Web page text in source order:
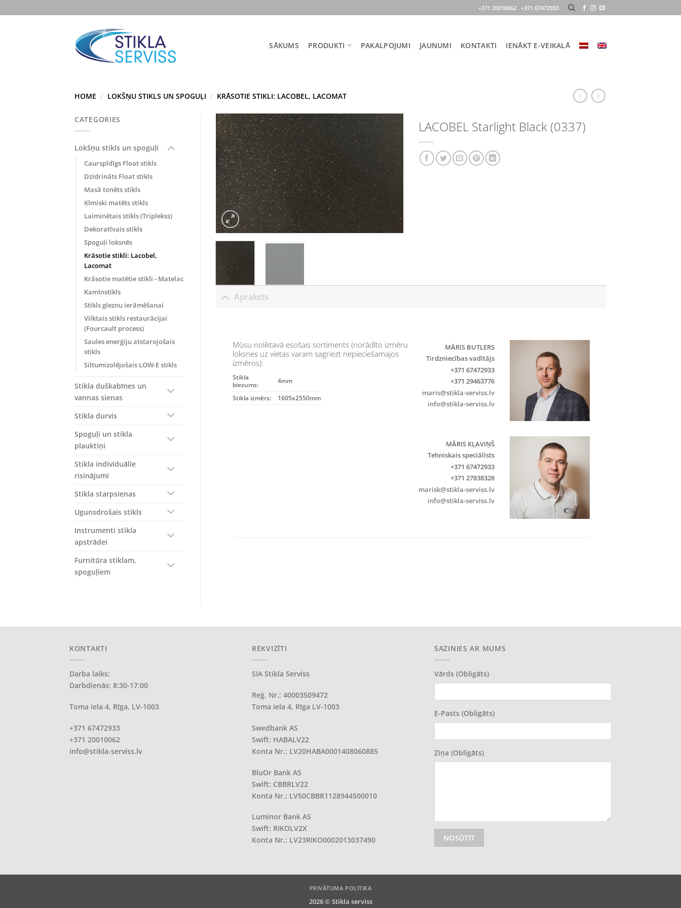
to
+371 20010062 +371 67472933
SĀKUMS PRODUKTI PAKALPOJUMI JAUNUMI KONTAKTI IENĀKT E-VEIKALĀ
HOME / LOKŠŅU STIKLS UN SPOGUĻI / KRĀSOTIE STIKLI: LACOBEL, LACOMAT
CATEGORIES
Lokšņu stikls un spoguļi
Caurspīdīgs Float stikls
Dzidrināts Float stikls
Masā tonēts stikls
Ķīmiski matēts stikls
Laiminētais stikls (Triplekss)
Dekoratīvais stikls
Spoguļi loksnēs
Krāsotie stikli: Lacobel,
Lacomat
Krāsotie matētie stikli - Matelac
Kamīnstikls
Stikls gleznu ierāmēšanai
Vilktais stikls restaurācijai
(Fourcault process)
Saules enerģiju atstarojošais
stikls
Siltumizolējošais LOW-E stikls
Stikla duškabīnes un
vannas sienas
Stikla durvis
Spoguļi un stikla
plauktiņi
Stikla individuālie
risinājumi
Stikla starpsienas
Ugunsdrošais stikls
Instrumenti stikla
apstrādei
Furnitūra stiklam,
spoguļiem
LACOBEL Starlight Black (0337)
Apraksts
Mūsu noliktavā esošais sortiments (norādīto izmēru
loksnes uz vietas varam sagriezt nepieciešamajos
izmēros):
Stikla
biezums:
4mm
Stikla izmērs: 1605x2550mm
MĀRIS BUTLERS
Tirdzniecības vadītājs
+371 67472933
+371 29463776
maris@stikla-serviss.lv
info@stikla-serviss.lv
MĀRIS KĻAVIŅŠ
Tehniskais speciālists
+371 67472933
+371 27838328
marisk@stikla-serviss.lv
info@stikla-serviss.lv
KONTAKTI
Darba laiks:
Darbdienās: 8:30-17:00
Toma iela 4, Rīga, LV-1003
+371 67472933
+371 20010062
info@stikla-serviss.lv
REKVIZĪTI
SIA Stikla Serviss
Reģ. Nr.: 40003509472
Toma iela 4, Rīga LV-1003
Swedbank AS
Swift: HABALV22
Konta Nr.: LV20HABA0001408060885
BluOr Bank AS
Swift: CBBRLV22
Konta Nr.: LV50CBBR1128944500010
Luminor Bank AS
Swift: RIKOLV2X
Konta Nr.: LV23RIKO0002013037490
SAZINIES AR MUMS
Vārds (obligāts)
E-Pasts (obligāts)
Ziņa (obligāts)
PRIVĀTUMA POLITIKA
2026 © Stikla serviss